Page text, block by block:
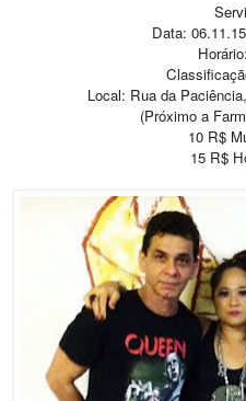
Data:
Local: Rua da
(Próximo a
10 R$
15 R$